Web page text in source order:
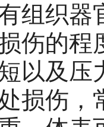
组织器
伤的程
以及
损伤，